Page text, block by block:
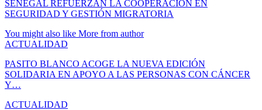
SENEGAL REFUERZAN LA COOPERACIÓN EN
SEGURIDAD Y GESTIÓN MIGRATORIA
You might also like More from author
ACTUALIDAD
PASITO BLANCO ACOGE LA NUEVA EDICIÓN
SOLIDARIA EN APOYO A LAS PERSONAS CON CÁNCER
Y…
ACTUALIDAD